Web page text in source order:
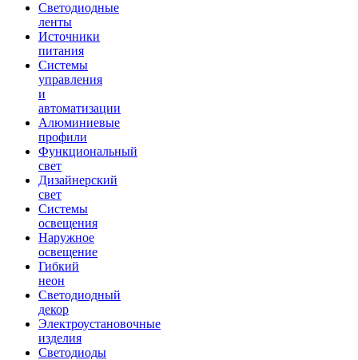
Светодиодные
ленты
Источники
питания
Системы
управления
и
автоматизации
Алюминиевые
профили
Функциональный
свет
Дизайнерский
свет
Системы
освещения
Наружное
освещение
Гибкий
неон
Светодиодный
декор
Электроустановочные
изделия
Светодиоды